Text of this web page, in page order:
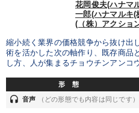
花岡俊夫(ハナマ
一郎(ハナマルキ(
(（株）アクショ
縮小続く業界の価格競争から抜け出
術を活かした次の軸作り、既存商品
し方、人が集まるチョウチンアン
形 態
headset 音声 （どの形態でも内容は同じです）